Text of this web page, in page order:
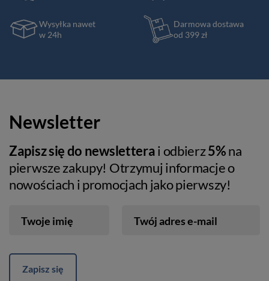
Wysyłka nawet
w 24h
Darmowa dostawa
od 399 zł
Newsletter
Zapisz się do newsletterai odbierz5%na
pierwsze zakupy! Otrzymuj informacje o
nowościach i promocjach jako pierwszy!
Twoje imię Twój adres e-mail
Zapisz się